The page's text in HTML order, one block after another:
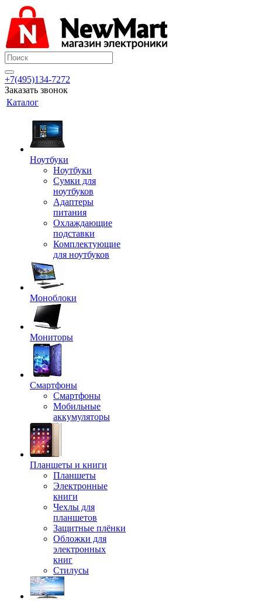
+7(495)134-7272
Заказать звонок
Каталог
Ноутбуки
Ноутбуки
Сумки для
ноутбуков
Адаптеры
питания
Охлаждающие
подставки
Комплектующие
для ноутбуков
Моноблоки
Мониторы
Смартфоны
Смартфоны
Мобильные
аккумуляторы
Планшеты и книги
Планшеты
Электронные
книги
Чехлы для
планшетов
Защитные плёнки
Обложки для
электронных
книг
Стилусы